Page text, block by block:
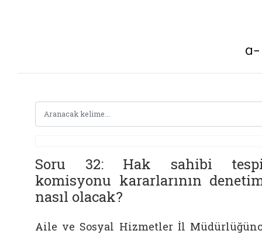
Soru 32: Hak sahibi
komisyonu kararlarının
nasıl olacak?
Aile ve Sosyal Hizmetler İl